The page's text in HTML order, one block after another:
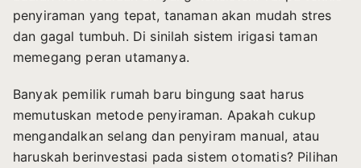
penyiraman yang tepat, tanaman akan mudah stres
dan gagal tumbuh. Di sinilah sistem irigasi taman
memegang peran utamanya.
Banyak pemilik rumah baru bingung saat harus
memutuskan metode penyiraman. Apakah cukup
mengandalkan selang dan penyiram manual, atau
haruskah berinvestasi pada sistem otomatis? Pilihan